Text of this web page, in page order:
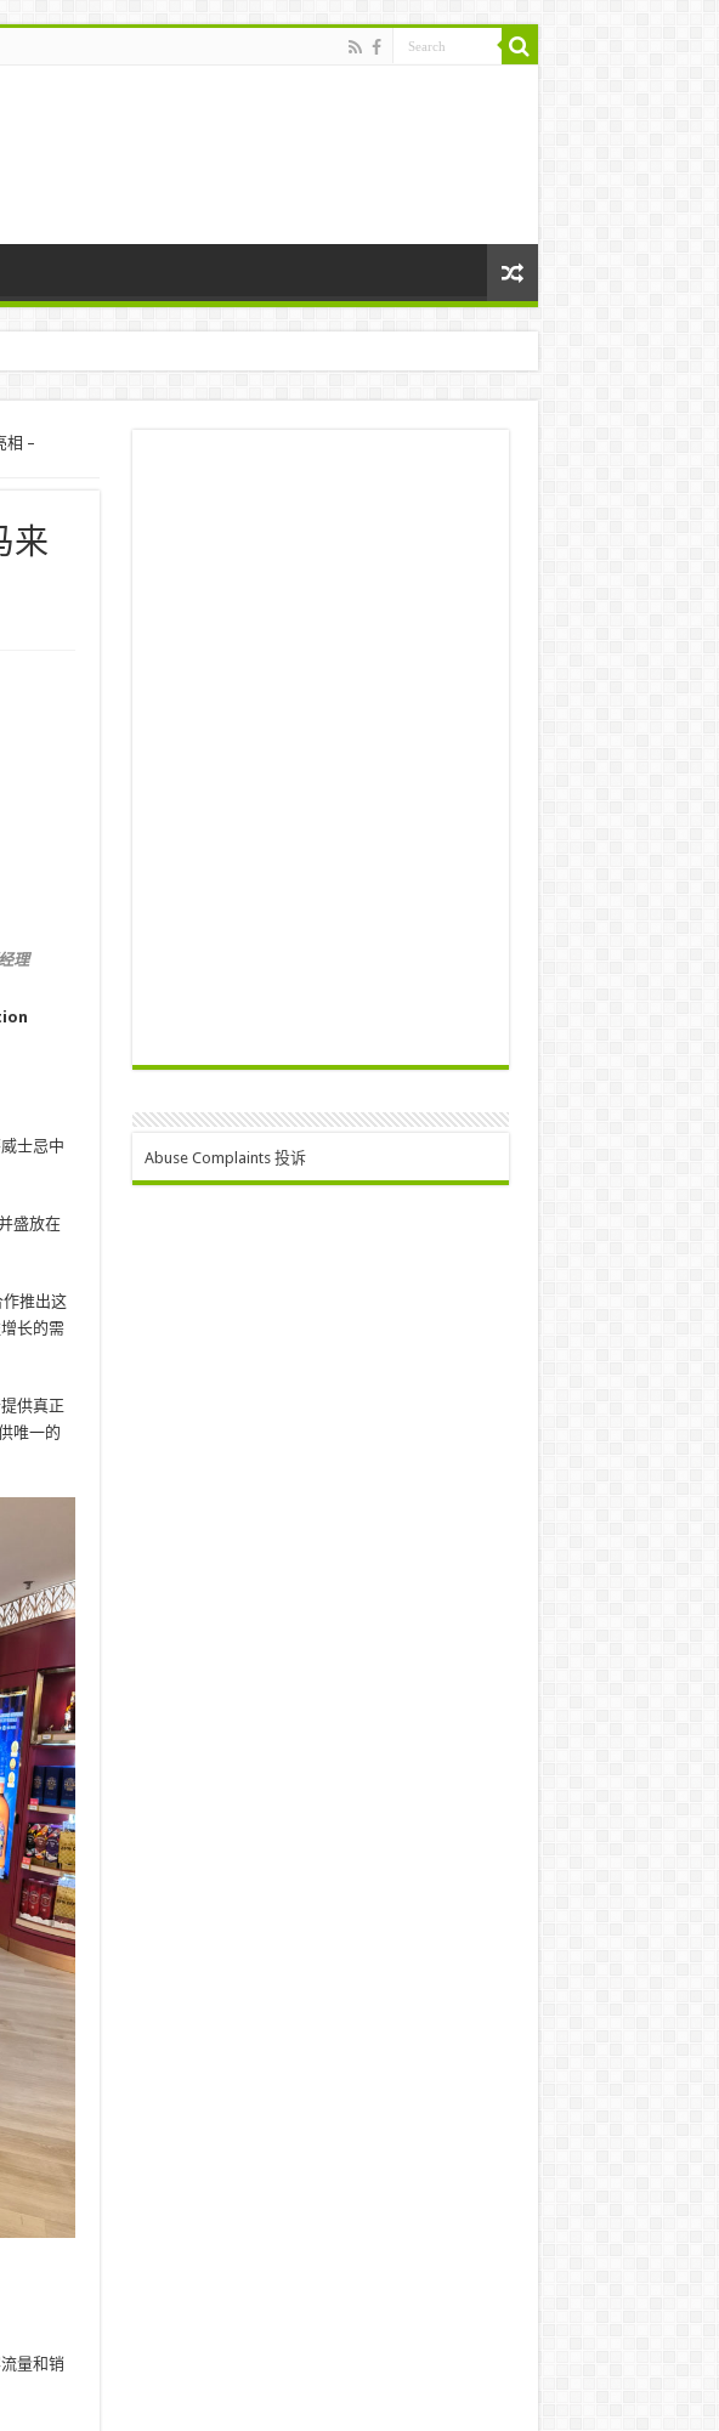
相 –
来
理
士忌中
盛放在
作推出这
长的需
供真正
唯一的
量和销
Abuse Complaints 投诉